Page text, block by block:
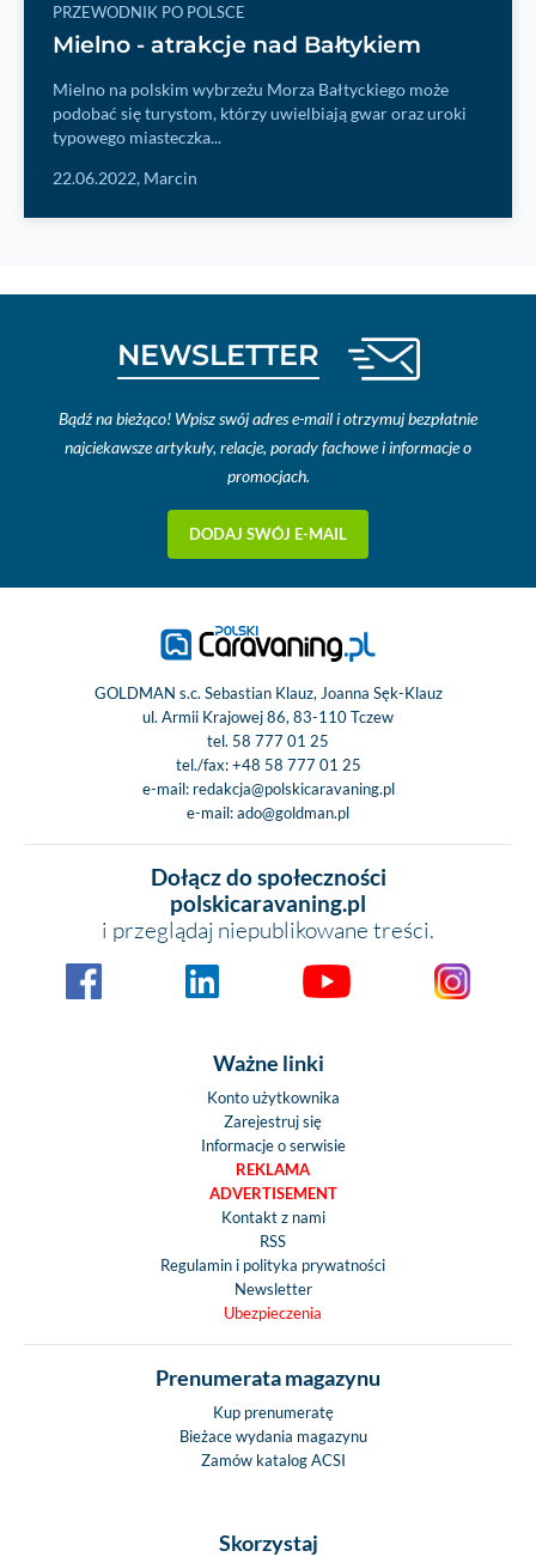
PRZEWODNIK PO POLSCE
Mielno - atrakcje nad Bałtykiem
Mielno na polskim wybrzeżu Morza Bałtyckiego może
podobać się turystom, którzy uwielbiają gwar oraz uroki
typowego miasteczka...
22.06.2022, Marcin
NEWSLETTER
Bądź na bieżąco! Wpisz swój adres e-mail i otrzymuj bezpłatnie
najciekawsze artykuły, relacje, porady fachowe i informacje o
promocjach.
DODAJ SWÓJ E-MAIL
GOLDMAN s.c. Sebastian Klauz, Joanna Sęk-Klauz
ul. Armii Krajowej 86, 83-110 Tczew
tel. 58 777 01 25
tel./fax:+48 58 777 01 25
e-mail: redakcja@polskicaravaning.pl
e-mail:ado@goldman.pl
Dołącz do społeczności
polskicaravaning.pl
i przeglądaj niepublikowane treści.
Ważne linki
Konto użytkownika
Zarejestruj się
Informacje o serwisie
REKLAMA
ADVERTISEMENT
Kontakt z nami
RSS
Regulamin i polityka prywatności
Newsletter
Ubezpieczenia
Prenumerata magazynu
Kup prenumeratę
Bieżace wydania magazynu
Zamów katalog ACSI
Skorzystaj